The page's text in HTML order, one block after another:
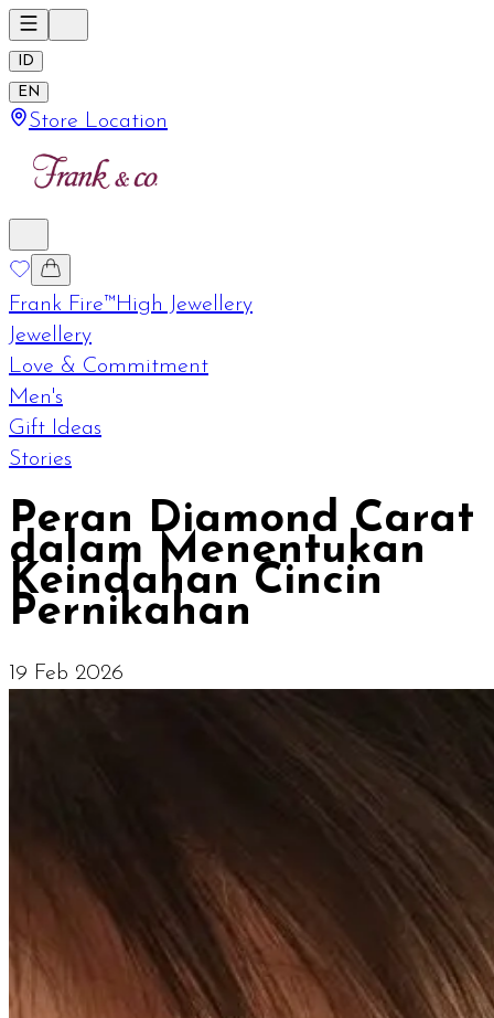
ID
EN
Store Location
Frank Fire™High Jewellery
Jewellery
Love & Commitment
Men's
Gift Ideas
Stories
Peran Diamond Carat
dalam Menentukan
Keindahan Cincin
Pernikahan
19 Feb 2026